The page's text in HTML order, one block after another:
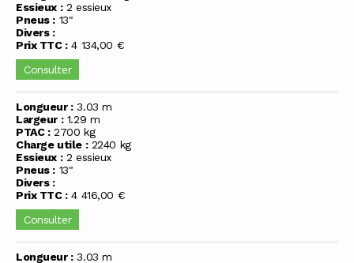
Essieux :2 essieux
Pneus : 13"
Divers :
Prix TTC :4 134,00 €
Consulter
Longueur :3.03 m
Largeur :1.29 m
PTAC :2700 kg
Charge utile :2240 kg
Essieux :2 essieux
Pneus : 13"
Divers :
Prix TTC :4 416,00 €
Consulter
Longueur :3.03 m